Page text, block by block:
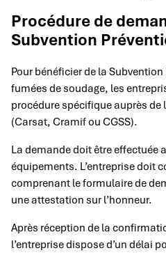
Procédure de
Subvention
Pour bénéficier de la Subvention
fumées de soudage, les
procédure spécifique auprès de
(Carsat, Cramif ou CGSS).
La demande doit être effectuée
équipements. L’entreprise doit
comprenant le formulaire de
une attestation sur l’honneur.
Après réception de la
l’entreprise dispose d’un délai